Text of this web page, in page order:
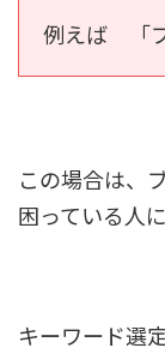
例えば 「ブ
この場合は、
困っている人
キーワード選